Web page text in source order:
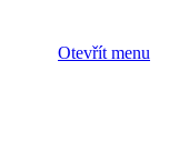
Otevřít menu